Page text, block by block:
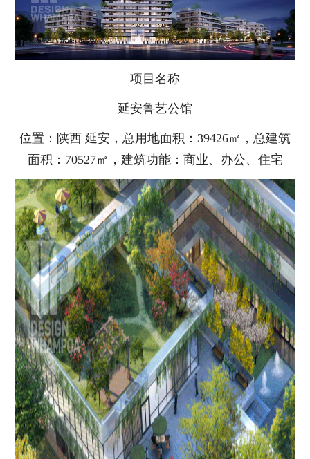
项目名称
延安鲁艺公馆
位置：陕西 延安，总用地面积：39426㎡，总建筑
面积：70527㎡，建筑功能：商业、办公、住宅